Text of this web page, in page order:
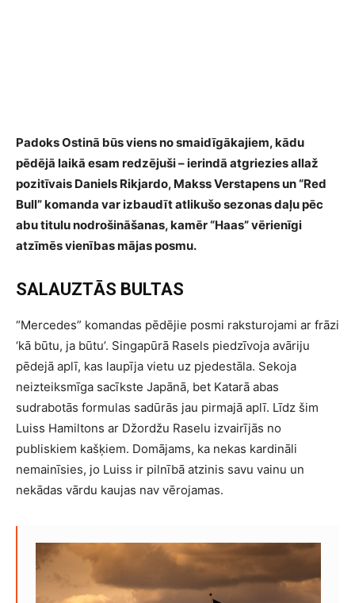
Padoks Ostinā būs viens no smaidīgākajiem, kādu
pēdējā laikā esam redzējuši – ierindā atgriezies allaž
pozitīvais Daniels Rikjardo, Makss Verstapens un “Red
Bull” komanda var izbaudīt atlikušo sezonas daļu pēc
abu titulu nodrošināšanas, kamēr “Haas” vērienīgi
atzīmēs vienības mājas posmu.
SALAUZTĀS BULTAS
“Mercedes” komandas pēdējie posmi raksturojami ar frāzi
‘kā būtu, ja būtu’. Singapūrā Rasels piedzīvoja avāriju
pēdejā aplī, kas laupīja vietu uz pjedestāla. Sekoja
neizteiksmīga sacīkste Japānā, bet Katarā abas
sudrabotās formulas sadūrās jau pirmajā aplī. Līdz šim
Luiss Hamiltons ar Džordžu Raselu izvairījās no
publiskiem kašķiem. Domājams, ka nekas kardināli
nemainīsies, jo Luiss ir pilnībā atzinis savu vainu un
nekādas vārdu kaujas nav vērojamas.